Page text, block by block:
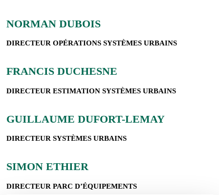
NORMAN DUBOIS
DIRECTEUR OPÉRATIONS SYSTÈMES URBAINS
FRANCIS DUCHESNE
DIRECTEUR ESTIMATION SYSTÈMES URBAINS
GUILLAUME DUFORT-LEMAY
DIRECTEUR SYSTÈMES URBAINS
SIMON ETHIER
DIRECTEUR PARC D’ÉQUIPEMENTS